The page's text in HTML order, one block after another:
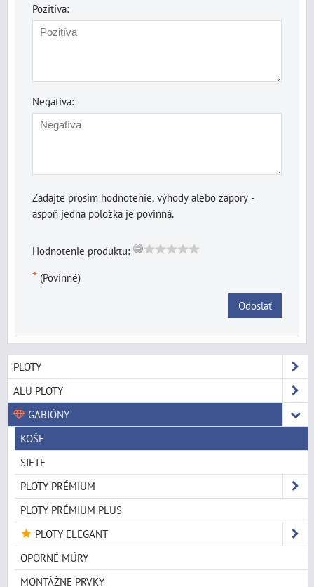
Pozitíva:
Negatíva:
Zadajte prosím hodnotenie, výhody alebo zápory -
aspoň jedna položka je povinná.
Hodnotenie produktu:
* (Povinné)
Odoslať
PLOTY
ALU PLOTY
GABIÓNY
KOŠE
SIETE
PLOTY PRÉMIUM
PLOTY PRÉMIUM PLUS
PLOTY ELEGANT
OPORNÉ MÚRY
MONTÁŽNE PRVKY